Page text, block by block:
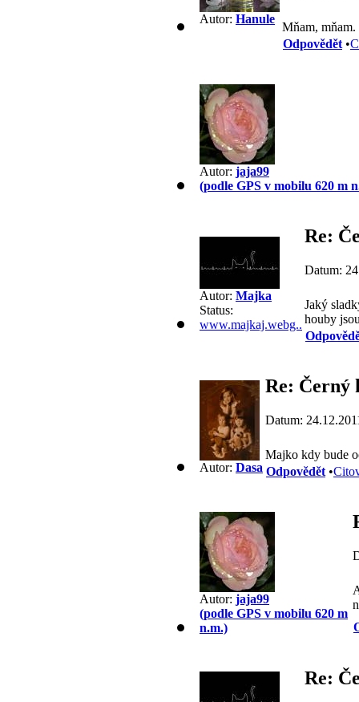
Autor: Hanule
Mňam, mňam.
Odpovědět •
Autor: jaja99
(podle GPS v mobilu 620 m
Autor: Majka
Status:
www.majkaj.webg..
Re:
Datum:
Jaký
houby
Autor: Dasa
Re: Černý
Datum:
Majko kdy bude
Odpovědět •
Autor: jaja99
(podle GPS v mobilu 620 m
n.m.)
Re: